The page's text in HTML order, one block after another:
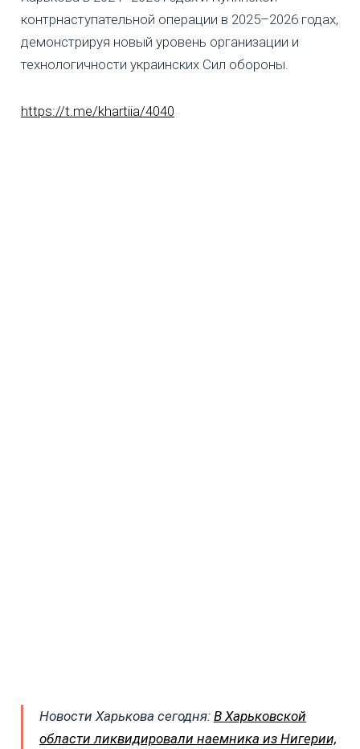
контрнаступательной операции в 2025–2026 годах,
демонстрируя новый уровень организации и
технологичности украинских Сил обороны.
https://t.me/khartiia/4040
Новости Харькова сегодня: В Харьковской
области ликвидировали наемника из Нигерии,